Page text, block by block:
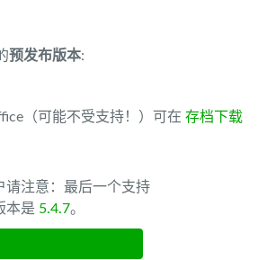
预发布版本:
（可能不受支持！）可在 存档下载
请注意：最后一个支持
本是 5.4.7。